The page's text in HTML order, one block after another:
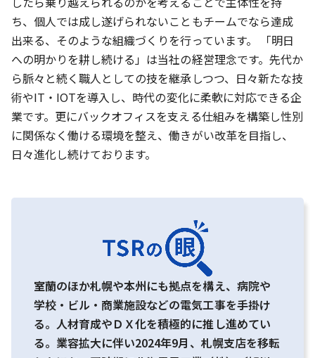
ち、個人では成し遂げられないこともチームでなら達成
出来る、そのような組織づくりを行っています。 「明日
への明かりを耕し続ける」は当社の経営理念です。先代か
ら脈々と続く職人としての技を継承しつつ、日々新たな技
術やIT・IOTを導入し、時代の変化に柔軟に対応できる企
業です。更にバックオフィスを支える仕組みを構築し性別
に関係なく働ける環境を整え、働きがい改革を目指し、
日々進化し続けております。
室蘭のほか札幌や本州にも拠点を構え、病院や
学校・ビル・商業施設などの電気工事を手掛け
る。人材育成やＤＸ化を積極的に推し進めてい
る。業容拡大に伴い2024年9月、札幌支店を移転